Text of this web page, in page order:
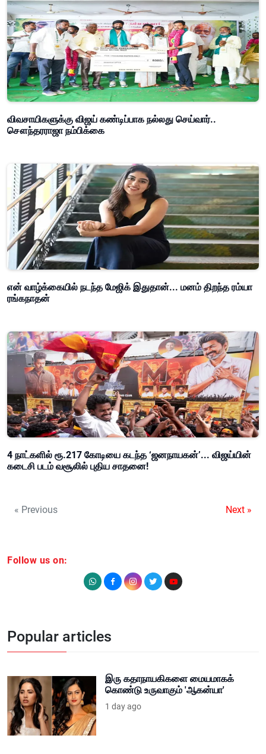
விவசாயிகளுக்கு விஜய் கண்டிப்பாக நல்லது செய்வார்..
சௌந்தரராஜா நம்பிக்கை
என் வாழ்க்கையில் நடந்த மேஜிக் இதுதான்... மனம் திறந்த ரம்யா
ரங்கநாதன்
4 நாட்களில் ரூ.217 கோடியை கடந்த ‘ஜனநாயகன்’... விஜய்யின்
கடைசி படம் வசூலில் புதிய சாதனை!
« Previous Next »
Follow us on:
Popular articles
இரு கதாநாயகிகளை மையமாகக்
கொண்டு உருவாகும் 'ஆகன்யா'
1 day ago